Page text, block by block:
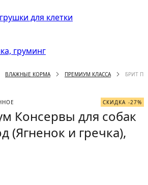
для клетки
груминг
ВЛАЖНЫЕ КОРМА ПРЕМИУМ КЛАССА БРИТ
СКИДКА -27%
Консервы для собак
(Ягненок и гречка),